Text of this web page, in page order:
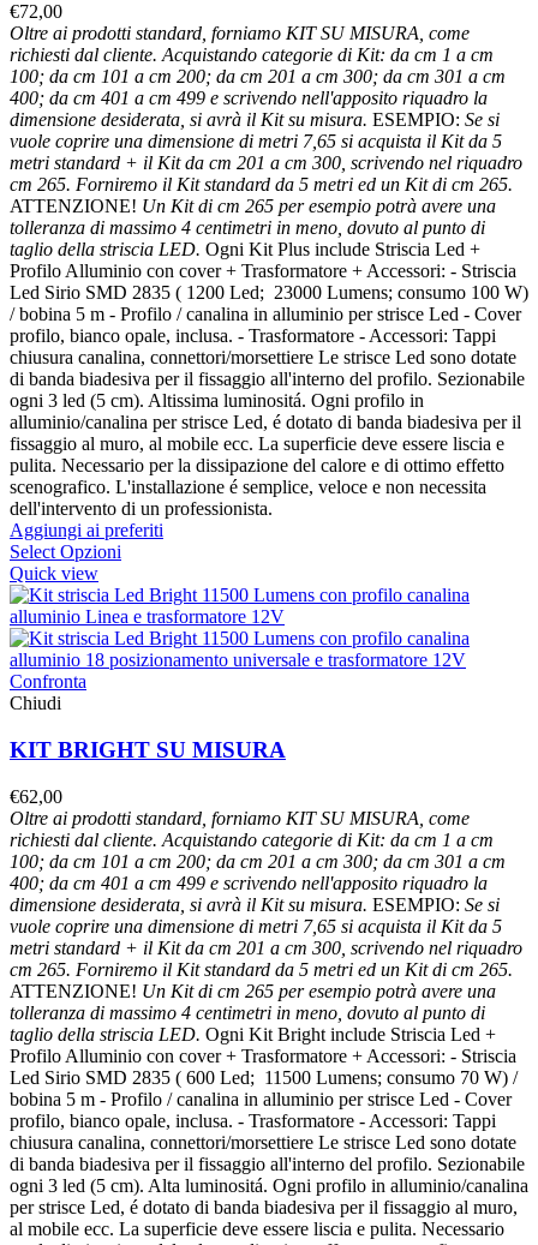
€72,00
Oltre ai prodotti standard, forniamo KIT SU MISURA, come
richiesti dal cliente. Acquistando categorie di Kit: da cm 1 a cm
100; da cm 101 a cm 200; da cm 201 a cm 300; da cm 301 a cm
400; da cm 401 a cm 499 e scrivendo nell'apposito riquadro la
dimensione desiderata, si avrà il Kit su misura. ESEMPIO: Se si
vuole coprire una dimensione di metri 7,65 si acquista il Kit da 5
metri standard + il Kit da cm 201 a cm 300, scrivendo nel riquadro
cm 265. Forniremo il Kit standard da 5 metri ed un Kit di cm 265.
ATTENZIONE! Un Kit di cm 265 per esempio potrà avere una
tolleranza di massimo 4 centimetri in meno, dovuto al punto di
taglio della striscia LED. Ogni Kit Plus include Striscia Led +
Profilo Alluminio con cover + Trasformatore + Accessori: - Striscia
Led Sirio SMD 2835 ( 1200 Led; 23000 Lumens; consumo 100 W)
/ bobina 5 m - Profilo / canalina in alluminio per strisce Led - Cover
profilo, bianco opale, inclusa. - Trasformatore - Accessori: Tappi
chiusura canalina, connettori/morsettiere Le strisce Led sono dotate
di banda biadesiva per il fissaggio all'interno del profilo. Sezionabile
ogni 3 led (5 cm). Altissima luminositá. Ogni profilo in
alluminio/canalina per strisce Led, é dotato di banda biadesiva per il
fissaggio al muro, al mobile ecc. La superficie deve essere liscia e
pulita. Necessario per la dissipazione del calore e di ottimo effetto
scenografico. L'installazione é semplice, veloce e non necessita
dell'intervento di un professionista.
Aggiungi ai preferiti
Select Opzioni
Quick view
Confronta
Chiudi
KIT BRIGHT SU MISURA
€62,00
Oltre ai prodotti standard, forniamo KIT SU MISURA, come
richiesti dal cliente. Acquistando categorie di Kit: da cm 1 a cm
100; da cm 101 a cm 200; da cm 201 a cm 300; da cm 301 a cm
400; da cm 401 a cm 499 e scrivendo nell'apposito riquadro la
dimensione desiderata, si avrà il Kit su misura. ESEMPIO: Se si
vuole coprire una dimensione di metri 7,65 si acquista il Kit da 5
metri standard + il Kit da cm 201 a cm 300, scrivendo nel riquadro
cm 265. Forniremo il Kit standard da 5 metri ed un Kit di cm 265.
ATTENZIONE! Un Kit di cm 265 per esempio potrà avere una
tolleranza di massimo 4 centimetri in meno, dovuto al punto di
taglio della striscia LED. Ogni Kit Bright include Striscia Led +
Profilo Alluminio con cover + Trasformatore + Accessori: - Striscia
Led Sirio SMD 2835 ( 600 Led; 11500 Lumens; consumo 70 W) /
bobina 5 m - Profilo / canalina in alluminio per strisce Led - Cover
profilo, bianco opale, inclusa. - Trasformatore - Accessori: Tappi
chiusura canalina, connettori/morsettiere Le strisce Led sono dotate
di banda biadesiva per il fissaggio all'interno del profilo. Sezionabile
ogni 3 led (5 cm). Alta luminositá. Ogni profilo in alluminio/canalina
per strisce Led, é dotato di banda biadesiva per il fissaggio al muro,
al mobile ecc. La superficie deve essere liscia e pulita. Necessario